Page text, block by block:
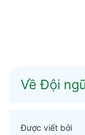
Về Đội
Được viết bởi